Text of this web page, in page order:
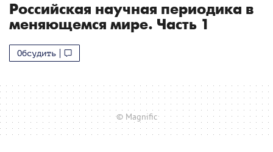
Российская научная периодика в
меняющемся мире. Часть 1
Обсудить
© Magnific